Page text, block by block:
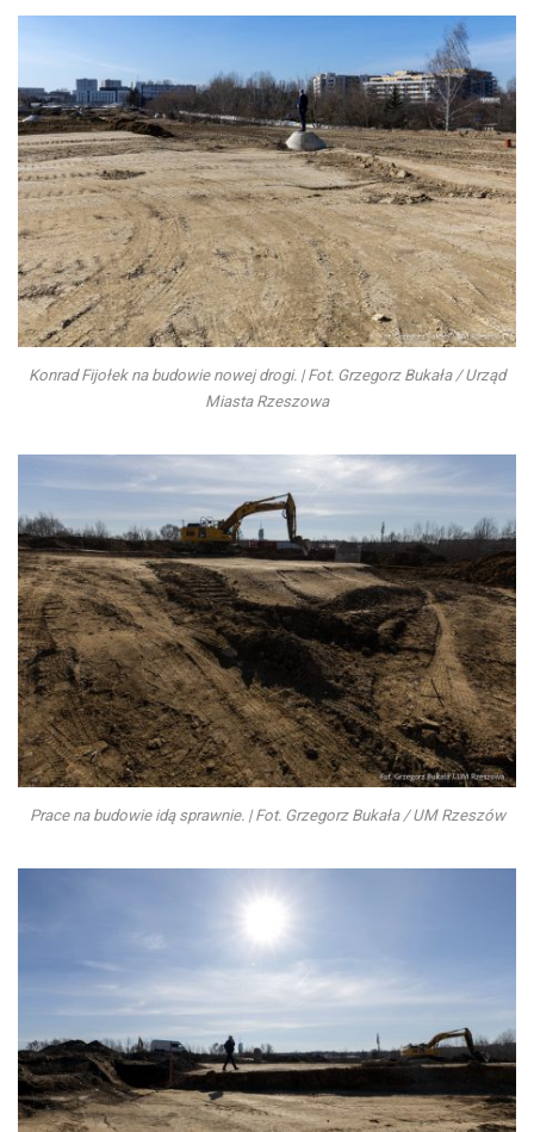
Konrad Fijołek na budowie nowej drogi. | Fot. Grzegorz Bukała / Urząd
Miasta Rzeszowa
Prace na budowie idą sprawnie. | Fot. Grzegorz Bukała / UM Rzeszów